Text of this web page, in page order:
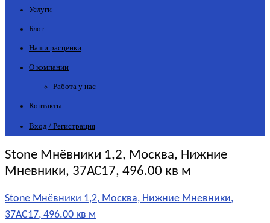
Услуги
Блог
Наши расценки
О компании
Работа у нас
Контакты
Вход / Регистрация
Stone Мнёвники 1,2, Москва, Нижние
Мневники, 37АС17, 496.00 кв м
Stone Мнёвники 1,2, Москва, Нижние Мневники,
37АС17, 496.00 кв м